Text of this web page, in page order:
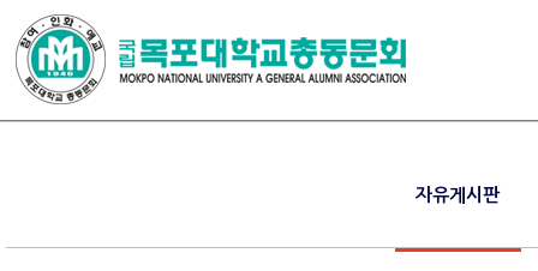
자유게시판